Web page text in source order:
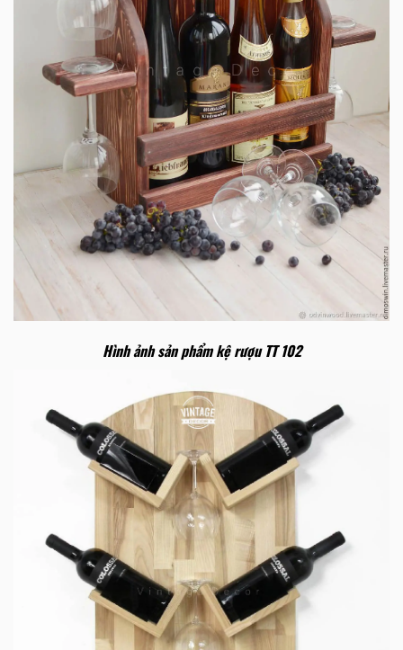
Hình ảnh sản phẩm kệ rượu TT 102